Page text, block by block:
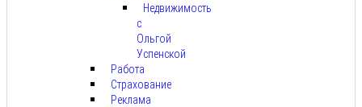
Недвижимость
с
Ольгой
Успенской
Работа
Страхование
Реклама